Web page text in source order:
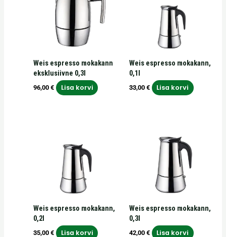
Weis espresso mokakann
eksklusiivne 0,3l
96,00€ Lisa korvi
Weis espresso mokakann,
0,1l
33,00 € Lisa korvi
Weis espresso mokakann,
0,2l
35,00€ Lisa korvi
Weis espresso mokakann,
0,3l
42,00 € Lisa korvi